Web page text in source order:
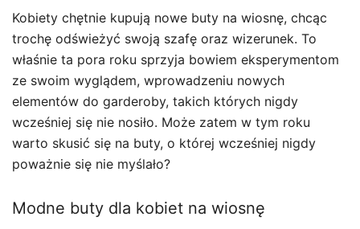
Kobiety chętnie kupują nowe buty na wiosnę, chcąc
trochę odświeżyć swoją szafę oraz wizerunek. To
właśnie ta pora roku sprzyja bowiem eksperymentom
ze swoim wyglądem, wprowadzeniu nowych
elementów do garderoby, takich których nigdy
wcześniej się nie nosiło. Może zatem w tym roku
warto skusić się na buty, o której wcześniej nigdy
poważnie się nie myślało?
Modne buty dla kobiet na wiosnę